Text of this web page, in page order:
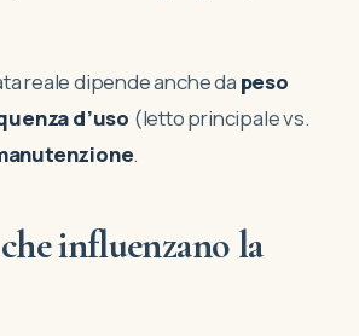
reale dipende anche da peso
d’uso (letto principale vs.
.
influenzano la